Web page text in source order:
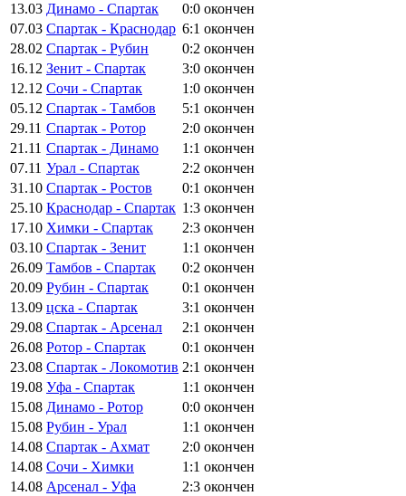
13.03 Динамо - Спартак 0:0 окончен
07.03 Спартак - Краснодар 6:1 окончен
28.02 Спартак - Рубин 0:2 окончен
16.12 Зенит - Спартак 3:0 окончен
12.12 Сочи - Спартак 1:0 окончен
05.12 Спартак - Тамбов 5:1 окончен
29.11 Спартак - Ротор 2:0 окончен
21.11 Спартак - Динамо 1:1 окончен
07.11 Урал - Спартак 2:2 окончен
31.10 Спартак - Ростов 0:1 окончен
25.10 Краснодар - Спартак 1:3 окончен
17.10 Химки - Спартак 2:3 окончен
03.10 Спартак - Зенит 1:1 окончен
26.09 Тамбов - Спартак 0:2 окончен
20.09 Рубин - Спартак 0:1 окончен
13.09 цска - Спартак 3:1 окончен
29.08 Спартак - Арсенал 2:1 окончен
26.08 Ротор - Спартак 0:1 окончен
23.08 Спартак - Локомотив 2:1 окончен
19.08 Уфа - Спартак 1:1 окончен
15.08 Динамо - Ротор 0:0 окончен
15.08 Рубин - Урал 1:1 окончен
14.08 Спартак - Ахмат 2:0 окончен
14.08 Сочи - Химки 1:1 окончен
14.08 Арсенал - Уфа 2:3 окончен